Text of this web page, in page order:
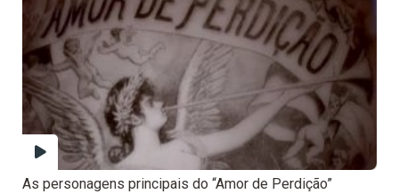
As personagens principais do “Amor de Perdição”